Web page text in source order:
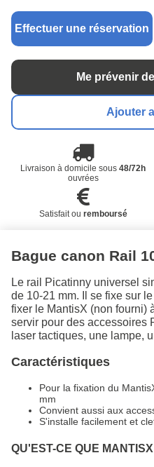
Effectuer une réservation
Me prévenir
Ajouter
Livraison à domicile sous48/72h
ouvrées
Satisfait ou remboursé
Bague canon Rail
Le rail Picatinny universel
de 10-21 mm. Il se fixe sur
fixer le MantisX (non fourni)
servir pour des accessoires
laser tactiques, une lampe,
Caractéristiques
Pour la fixation du
mm
Convient aussi aux
S'installe facilement et
QU'EST-CE QUE